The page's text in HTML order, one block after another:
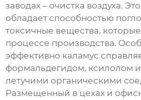
заводах – очистка воздуха.
обладает способностью
токсичные вещества,
процессе производства.
эффективно каламус
формальдегидом, ксилолом
летучими органическими
Размещенный в цехах и